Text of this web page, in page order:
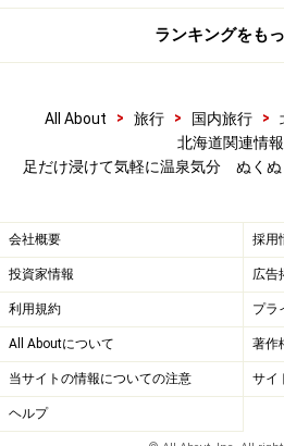
ランキングをも
All About > 旅行 > 国内旅行 >
北海道関連情報
足だけ浸けて気軽に温泉気分 ぬく
会社概要 採用
投資家情報 広告
利用規約 プラ
All Aboutについて 著作
当サイトの情報についての注意 サイ
ヘルプ